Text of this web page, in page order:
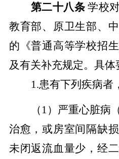
第二十八条学校
教育部、原卫生部、
的《普通高等学校招
及有关补充规定。 具体
1.患有下列疾病者
（ 1）严重心脏病
治愈，或房室间隔缺
未闭返流血量少，经